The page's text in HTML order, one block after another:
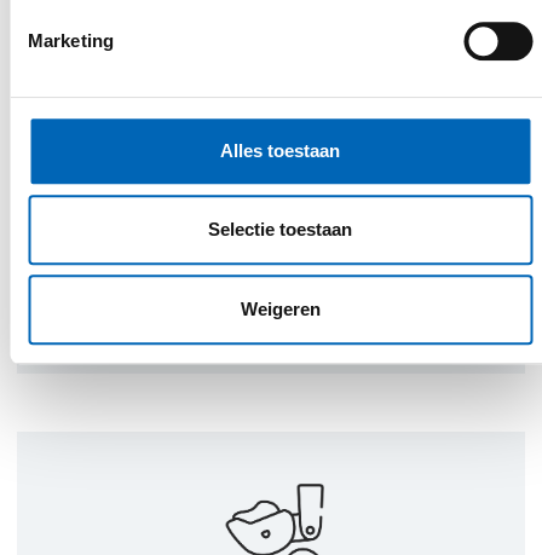
Marketing
Alles toestaan
Selectie toestaan
Weigeren
uitvoering van onze activiteiten is
communicatie, deskundig advies en een
persoonlijke aanpak willen wij jou een
superieure klantenbeleving bieden. Wij
zoeken samen met jou een gepaste